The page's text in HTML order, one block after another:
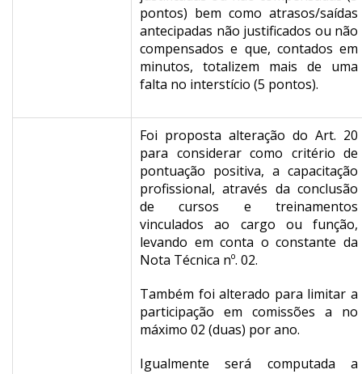
pontos) bem como atrasos/saídas
antecipadas não justificados ou não
compensados e que, contados em
minutos, totalizem mais de uma
falta no interstício (5 pontos).
Foi proposta alteração do Art. 20
para considerar como critério de
pontuação positiva, a capacitação
profissional, através da conclusão
de cursos e treinamentos
vinculados ao cargo ou função,
levando em conta o constante da
Nota Técnica nº. 02.
Também foi alterado para limitar a
participação em comissões a no
máximo 02 (duas) por ano.
Igualmente será computada a